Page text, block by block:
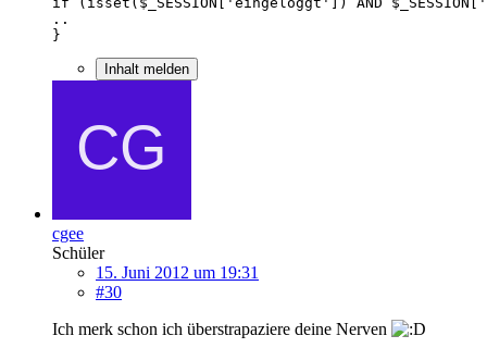
}
Inhalt melden
cgee
Schüler
15. Juni 2012 um 19:31
#30
Ich merk schon ich überstrapaziere deine Nerven